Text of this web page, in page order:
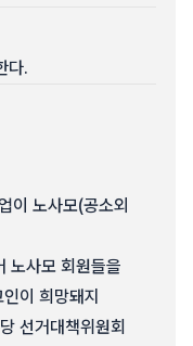
다.
이 노사모(공소외
노사모 회원들을
이 희망돼지
선거대책위원회